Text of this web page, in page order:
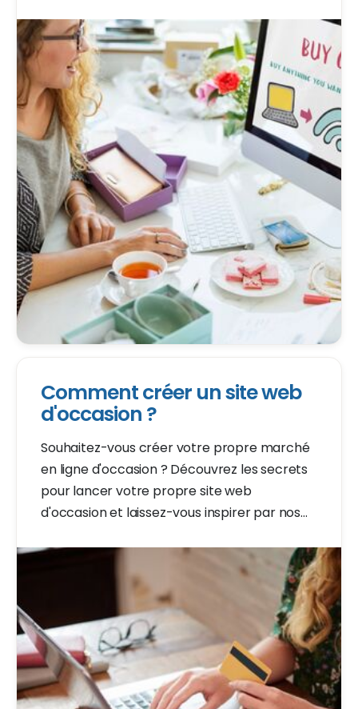
succès d'eBay.
Comment créer un site web
d'occasion ?
Souhaitez-vous créer votre propre marché
en ligne d'occasion ? Découvrez les secrets
pour lancer votre propre site web
d'occasion et laissez-vous inspirer par nos
astuces essentielles.